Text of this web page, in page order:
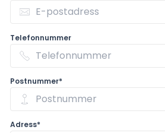
Telefonnummer
Postnummer*
Adress*